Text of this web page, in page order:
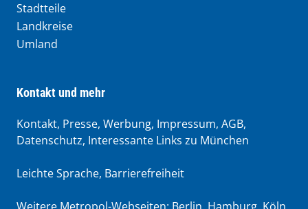
Stadtteile
Landkreise
Umland
Kontakt und mehr
Kontakt, Presse, Werbung, Impressum, AGB,
Datenschutz, Interessante Links zu München
Leichte Sprache, Barrierefreiheit